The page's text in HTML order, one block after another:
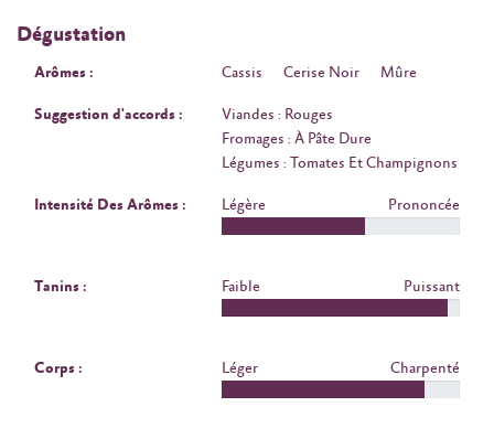
Dégustation
Arômes : Cassis Cerise Noir Mûre
Suggestion d'accords :
Viandes : Rouges
Fromages : À Pâte Dure
Légumes : Tomates Et Champignons
Intensité Des Arômes : Légère Prononcée
Tanins : Faible Puissant
Corps : Léger Charpenté